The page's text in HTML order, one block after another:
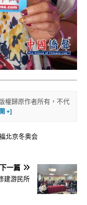
權歸原作者所有，不代
北京冬奥会
下一篇
建游民所